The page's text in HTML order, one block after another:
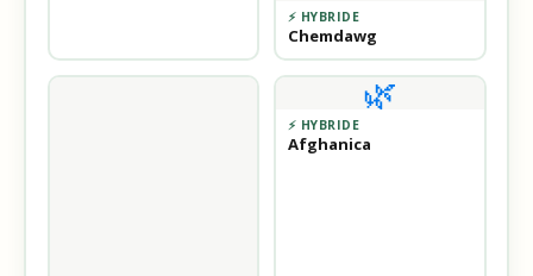
⚡ HYBRIDE
Chemdawg
🌿
⚡ HYBRIDE
Afghanica